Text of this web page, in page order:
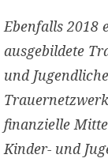
Ebenfalls 2018
ausgebildete
und
finanzielle
Kinder- und